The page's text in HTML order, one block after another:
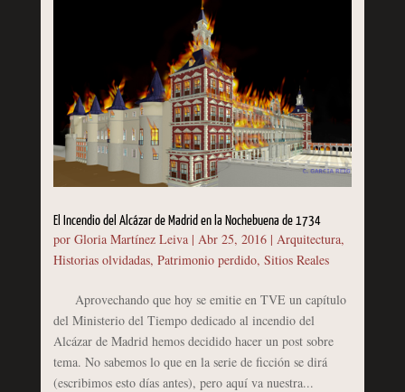
El Incendio del Alcázar de Madrid en la Nochebuena de 1734
por Gloria Martínez Leiva| Abr 25, 2016| Arquitectura,
Historias olvidadas, Patrimonio perdido, Sitios Reales
Aprovechando que hoy se emitie en TVE un capítulo
del Ministerio del Tiempo dedicado al incendio del
Alcázar de Madrid hemos decidido hacer un post sobre
tema. No sabemos lo que en la serie de ficción se dirá
(escribimos esto días antes), pero aquí va nuestra...